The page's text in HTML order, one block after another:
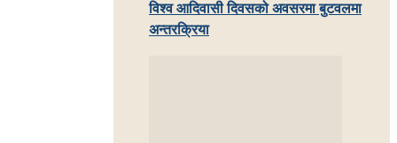
विश्व आदिवासी दिवसको अवसरमा बुटवलमा
अन्तरक्रिया